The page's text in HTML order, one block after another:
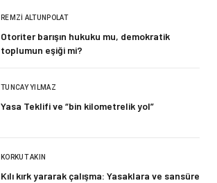
REMZI ALTUNPOLAT
Otoriter barışın hukuku mu, demokratik
toplumun eşiği mi?
TUNCAY YILMAZ
Yasa Teklifi ve “bin kilometrelik yol”
KORKUT AKIN
Kılı kırk yararak çalışma: Yasaklara ve sansüre